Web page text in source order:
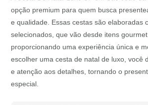
opção premium para quem busca
e qualidade. Essas cestas são elaboradas
selecionados, que vão desde itens
proporcionando uma experiência única e
escolher uma cesta de natal de luxo, você
e atenção aos detalhes, tornando o
especial.